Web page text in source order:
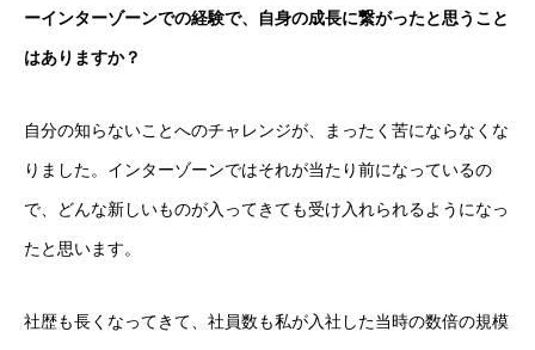
ーインターゾーンでの経験で、自身の成長に繋がったと思うこと
はありますか？
自分の知らないことへのチャレンジが、まったく苦にならなくな
りました。インターゾーンではそれが当たり前になっているの
で、どんな新しいものが入ってきても受け入れられるようになっ
たと思います。
社歴も長くなってきて、社員数も私が入社した当時の数倍の規模